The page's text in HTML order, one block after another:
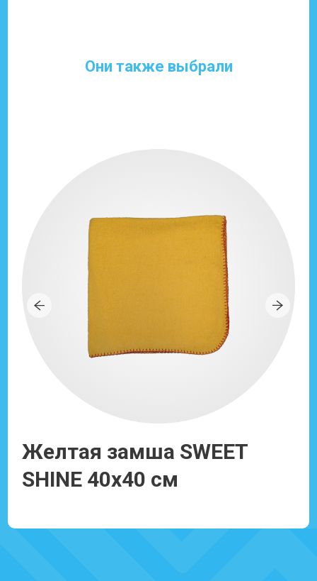
Они также выбрали
Желтая замша SWEET
SHINE 40x40 см